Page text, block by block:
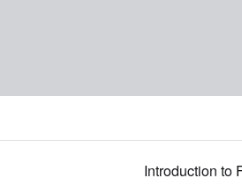
Introduction to